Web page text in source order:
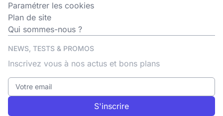
Paramétrer les cookies
Plan de site
Qui sommes-nous ?
NEWS, TESTS & PROMOS
Inscrivez vous à nos actus et bons plans
S'inscrire